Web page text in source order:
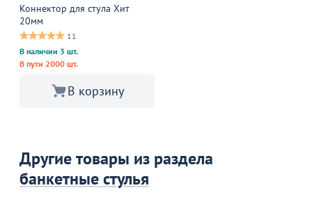
Коннектор для стула Хит
20мм
11
В наличии 3 шт.
В пути 2000 шт.
В корзину
Другие товары из раздела
банкетные стулья